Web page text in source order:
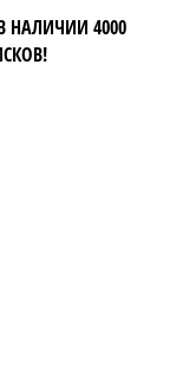
НАЛИЧИИ 4000